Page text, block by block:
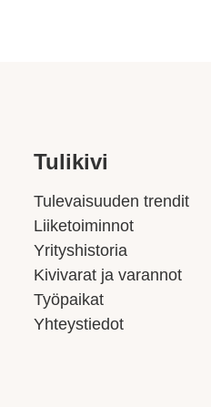
Tulikivi
Tulevaisuuden trendit
Liiketoiminnot
Yrityshistoria
Kivivarat ja varannot
Työpaikat
Yhteystiedot